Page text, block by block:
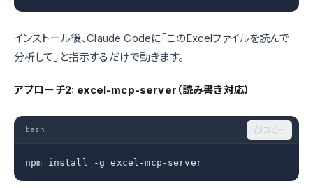
インストール後、Claude Codeに「このExcelファイルを読んで
分析して」と指示するだけで動きます。
アプローチ2: excel-mcp-server（読み書き対応）
bash コピー
npm install -g excel-mcp-server